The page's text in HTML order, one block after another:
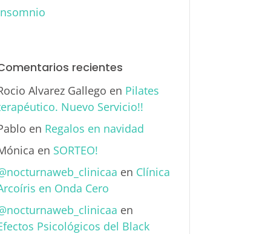
recientes
Alvarez Gallego en Pilates
Nuevo Servicio!!
en Regalos en navidad
en SORTEO!
en Clínica
en Onda Cero
en
Psicológicos del Black